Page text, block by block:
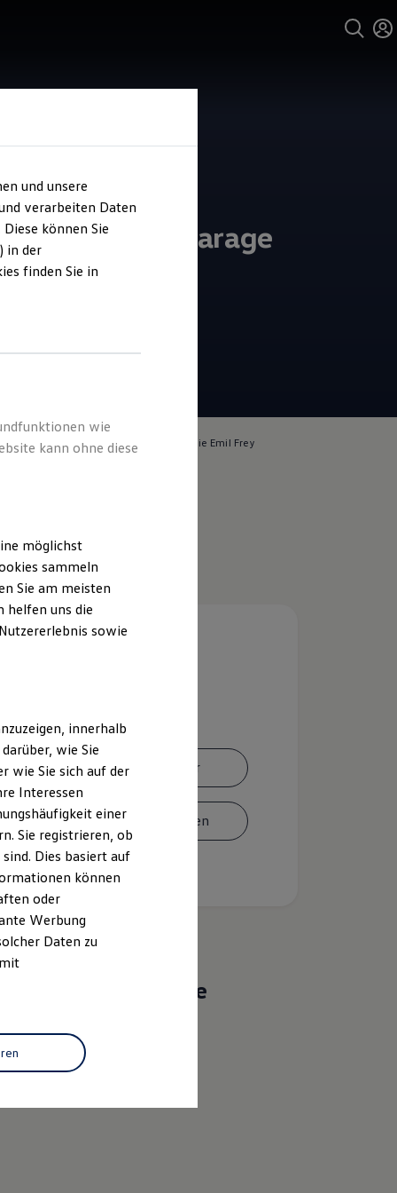
Frey Küstengarage
4.5| 23 Bewertungen
für die Inhalte auf dieser Seite ist die Emil Frey
Ansprechpartner
Termin vereinbaren
Das sind unsere
Service
und unsere
verarbeiten Daten
können Sie
in der
finden Sie in
wie
kann ohne diese
möglichst
sammeln
Sie am meisten
helfen uns die
sowie
innerhalb
wie Sie
wie Sie sich auf der
Interessen
einer
Sie registrieren, ob
Dies basiert auf
können
oder
Werbung
Daten zu